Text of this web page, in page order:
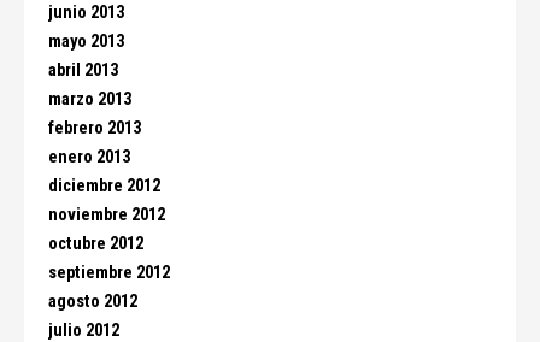
junio 2013
mayo 2013
abril 2013
marzo 2013
febrero 2013
enero 2013
diciembre 2012
noviembre 2012
octubre 2012
septiembre 2012
agosto 2012
julio 2012